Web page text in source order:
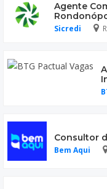
Agente
Sicredi
Consultor
Bem Aqui